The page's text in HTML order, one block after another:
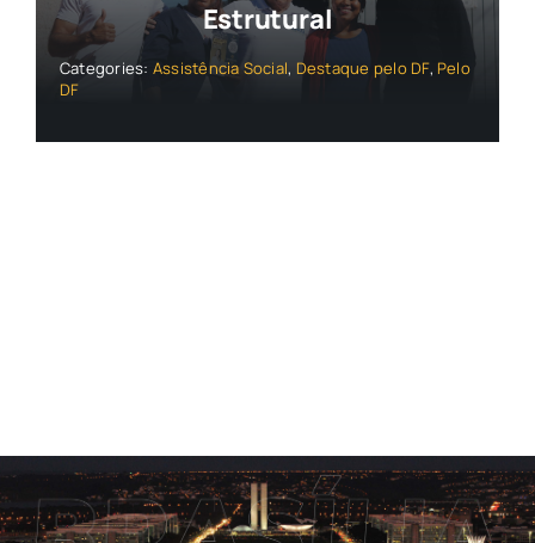
Estrutural
Categories: Assistência Social, Destaque pelo DF, Pelo
DF